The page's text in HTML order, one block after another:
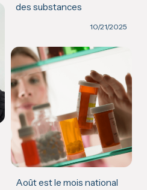
des substances
10/21/2025
Août est le mois national